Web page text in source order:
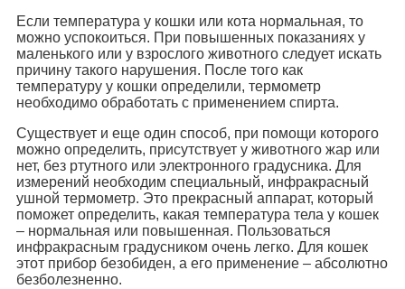
Если температура у кошки или кота нормальная, то
можно успокоиться. При повышенных показаниях у
маленького или у взрослого животного следует искать
причину такого нарушения. После того как
температуру у кошки определили, термометр
необходимо обработать с применением спирта.
Существует и еще один способ, при помощи которого
можно определить, присутствует у животного жар или
нет, без ртутного или электронного градусника. Для
измерений необходим специальный, инфракрасный
ушной термометр. Это прекрасный аппарат, который
поможет определить, какая температура тела у кошек
‒ нормальная или повышенная. Пользоваться
инфракрасным градусником очень легко. Для кошек
этот прибор безобиден, а его применение ‒ абсолютно
безболезненно.